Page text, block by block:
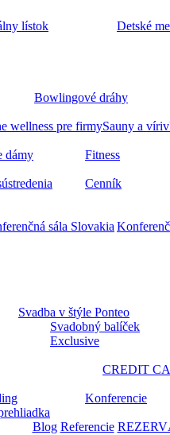
lístok Detské
Bowlingové dráhy
wellness pre firmySauny a
dámy Fitness
Cenník
sála Slovakia
Svadba v štýle Ponteo
Svadobný balíček
Exclusive
CREDIT
Konferencie
Blog Referencie